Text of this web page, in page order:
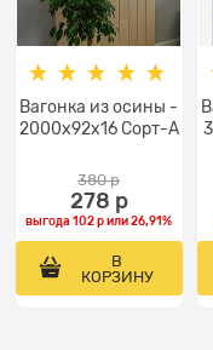
Вагонка из осины -
2000x92x16 Сорт-А
380 р
278 р
выгода102 рили26,91%
В
КОРЗИНУ